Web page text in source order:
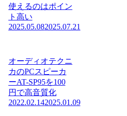
使えるのはポイン
ト高い
2025.05.082025.07.21
オーディオテクニ
カのPCスピーカ
ーAT-SP95を100
円で高音質化
2022.02.142025.01.09